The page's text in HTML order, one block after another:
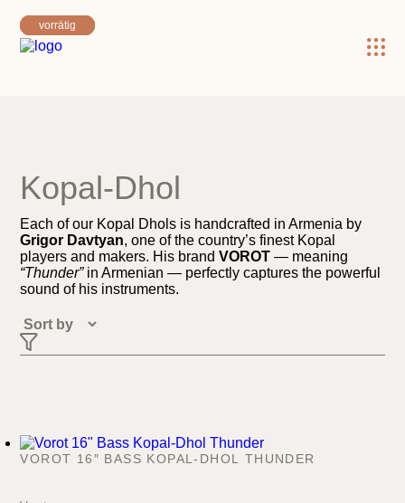
×
Kopal-Dhol
Each of our Kopal Dhols is handcrafted in Armenia by
Grigor Davtyan, one of the country’s finest Kopal
players and makers. His brandVOROT — meaning
“Thunder”in Armenian — perfectly captures the powerful
sound of his instruments.
VOROT 16″ BASS KOPAL-DHOL THUNDER
vorrätig
vorrätig
vorrätig
vorrätig
vorrätig